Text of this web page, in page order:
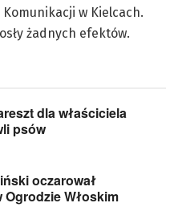
w Kielcach.
żadnych efektów.
dla właściciela
psów
oczarował
Włoskim